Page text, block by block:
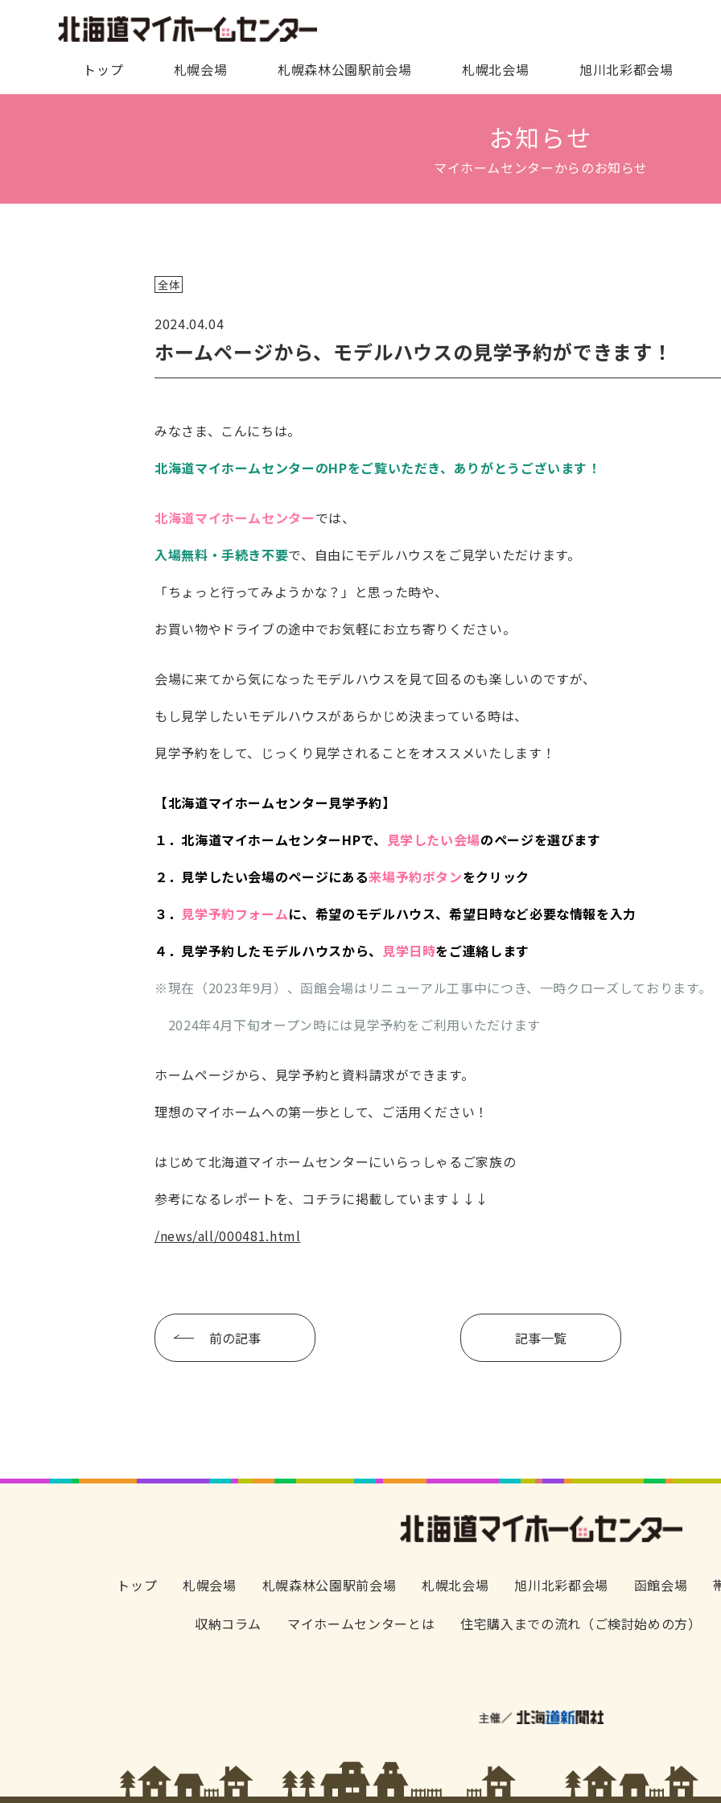
トップ 札幌会場 札幌森林公園駅前会場 札幌北会場 旭川北彩都会場
お知らせ
マイホームセンターからのお知らせ
全体
2024.04.04
ホームページから、モデルハウスの見学予約ができます！
みなさま、こんにちは。
北海道マイホームセンターのHPをご覧いただき、ありがとうございます！
北海道マイホームセンターでは、
入場無料・手続き不要で、自由にモデルハウスをご見学いただけます。
「ちょっと行ってみようかな？」と思った時や、
お買い物やドライブの途中でお気軽にお立ち寄りください。
会場に来てから気になったモデルハウスを見て回るのも楽しいのですが、
もし見学したいモデルハウスがあらかじめ決まっている時は、
見学予約をして、じっくり見学されることをオススメいたします！
【北海道マイホームセンター見学予約】
１．北海道マイホームセンターHPで、
見学したい会場のページを選びます
２．見学したい会場のページにある来場予約ボタンをクリック
３． 見学予約フォームに、希望のモデルハウス、希望日時など必要な情報を入力
４．見学予約したモデルハウスから、
見学日時をご連絡します
※現在（2023年9月）、函館会場はリニューアル工事中につき、一時クローズしております。
2024年4月下旬オープン時には見学予約をご利用いただけます
ホームページから、見学予約と資料請求ができます。
理想のマイホームへの第一歩として、ご活用ください！
はじめて北海道マイホームセンターにいらっしゃるご家族の
参考になるレポートを、コチラに掲載しています↓↓↓
/news/all/000481.html
前の記事 記事一覧
トップ 札幌会場 札幌森林公園駅前会場 札幌北会場 旭川北彩都会場 函館会場
収納コラム
マイホームセンターとは 住宅購入までの流れ（ご検討始めの方）